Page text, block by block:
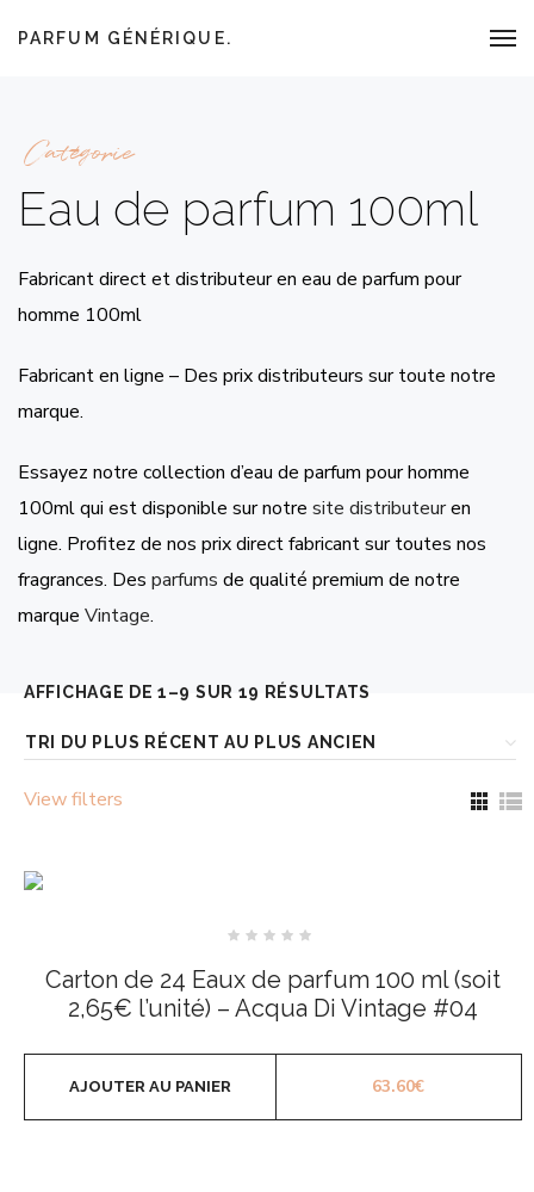
PARFUM GÉNÉRIQUE.
Catégorie
Eau de parfum 100ml
Fabricant direct et distributeur en eau de parfum pour
homme 100ml
Fabricant en ligne – Des prix distributeurs sur toute notre
marque.
Essayez notre collection d’eau de parfum pour homme
100ml qui est disponible sur notre site distributeuren
ligne. Profitez de nos prix direct fabricant sur toutes nos
fragrances. Des parfums de qualité premium de notre
marque Vintage.
AFFICHAGE DE 1–9 SUR 19 RÉSULTATS
PLUS
View filters
sur
5
Carton de 24 Eaux de parfum 100 ml (soit
2,65€ l’unité) – Acqua Di Vintage #04
63.60€
AJOUTER AU PANIER